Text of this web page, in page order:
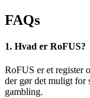
FAQs
1. Hvad er RoFUS?
RoFUS er et register
der gør det muligt for
gambling.